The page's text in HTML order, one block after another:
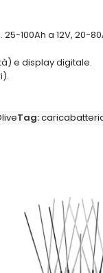
100Ah a 12V, 20-
e display digitale.
Tag: